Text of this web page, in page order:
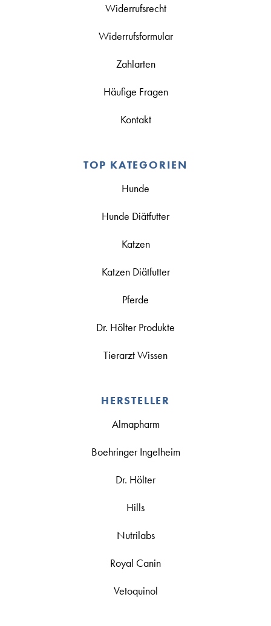
Widerrufsrecht
Widerrufsformular
Zahlarten
Häufige Fragen
Kontakt
TOP KATEGORIEN
Hunde
Hunde Diätfutter
Katzen
Katzen Diätfutter
Pferde
Dr. Hölter Produkte
Tierarzt Wissen
HERSTELLER
Almapharm
Boehringer Ingelheim
Dr. Hölter
Hills
Nutrilabs
Royal Canin
Vetoquinol